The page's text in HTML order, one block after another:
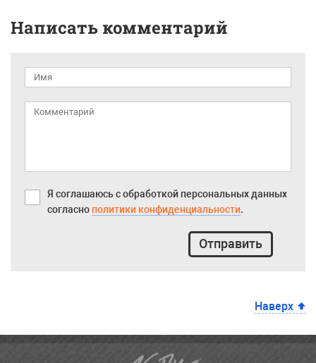
Написать комментарий
Я соглашаюсь с обработкой персональных данных
согласно политики конфиденциальности.
Отправить
Наверх